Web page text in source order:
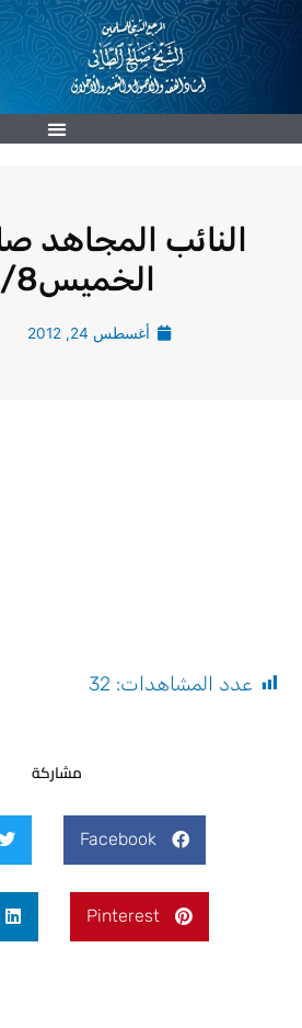
تخطي
النائب المجاهد
الخميس22/8
أغسطس 24, 2012
عدد المشاهدات: 32
مشاركة
Facebook
Pinterest